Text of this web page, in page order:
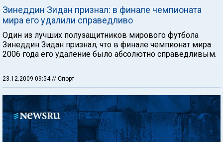
Зинеддин Зидан признал: в финале чемпионата
мира его удалили справедливо
Один из лучших полузащитников мирового футбола
Зинеддин Зидан признал, что в финале чемпионат мира
2006 года его удаление было абсолютно справедливым.
23.12.2009 09:54// Спорт